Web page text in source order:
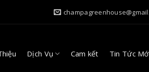
Dịch Vụ Cam kết Tin Tức